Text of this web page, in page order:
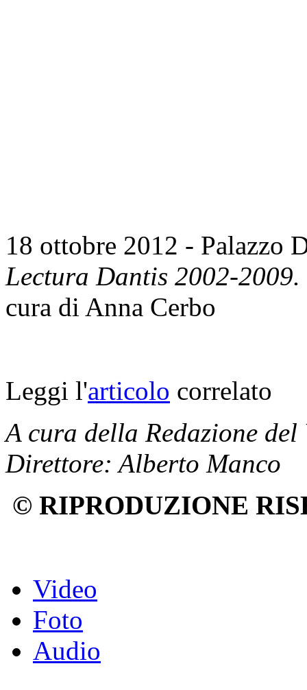
18 ottobre 2012 - Palazzo
Lectura Dantis 2002-
cura di Anna Cerbo
Leggi l'articolo correlato
A cura della Redazione del
Direttore: Alberto Manco
© RIPRODUZIONE
Video
Foto
Audio